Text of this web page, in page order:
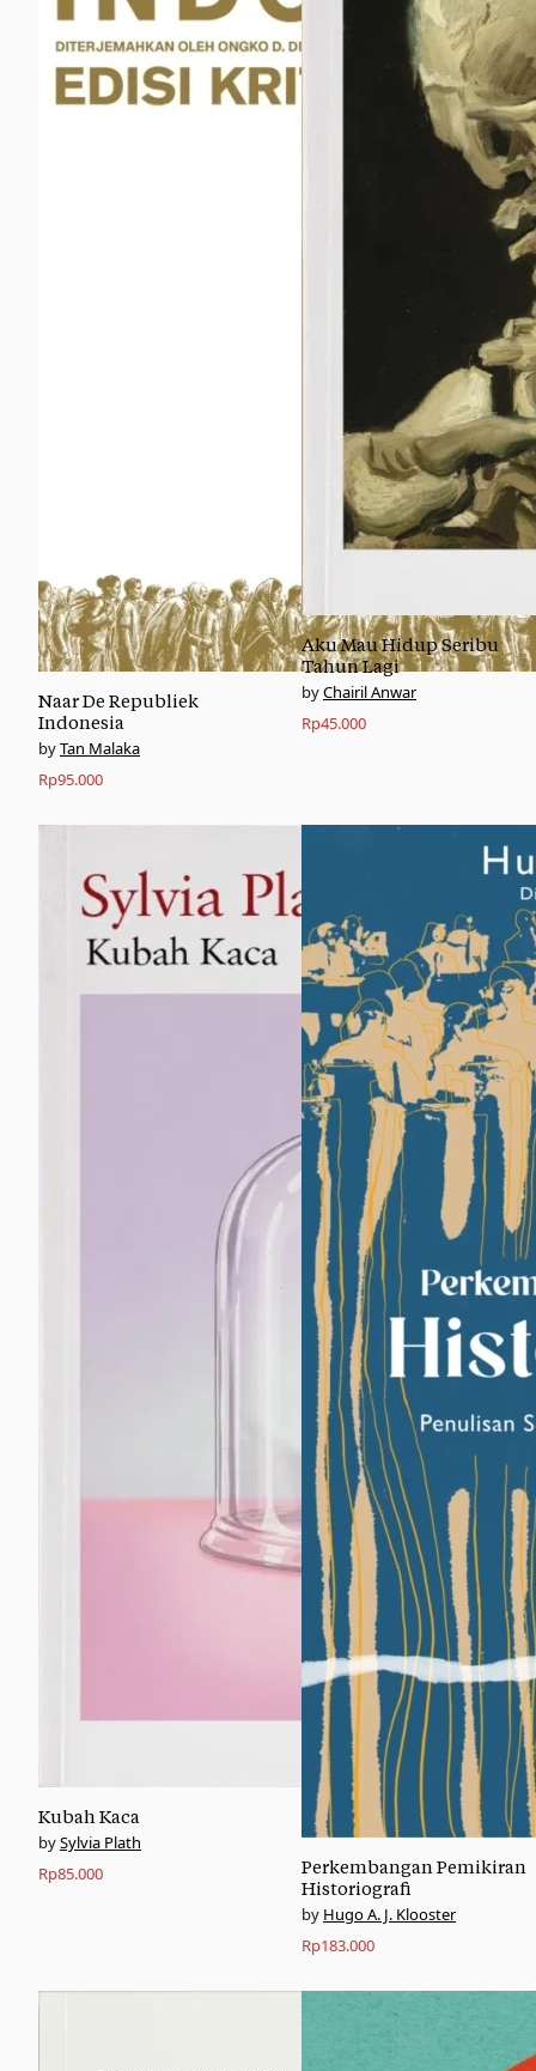
Naar De Republiek
Indonesia
Tan Malaka
Rp95.000
Aku Mau Hidup Seribu
Tahun Lagi
Chairil Anwar
Rp45.000
Kubah Kaca
Sylvia Plath
Rp85.000
Perkembangan Pemikiran
Historiografi
Hugo A. J. Klooster
Rp183.000